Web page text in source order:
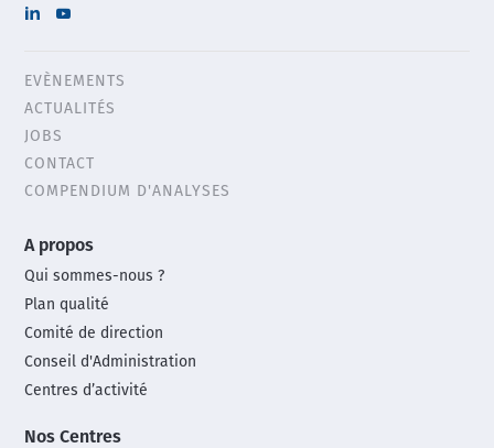
Header
menu
EVÈNEMENTS
ACTUALITÉS
JOBS
CONTACT
COMPENDIUM D'ANALYSES
footer
menu
A propos
Qui sommes-nous ?
Plan qualité
Comité de direction
Conseil d'Administration
Centres d’activité
Nos Centres